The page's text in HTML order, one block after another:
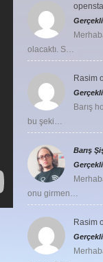
olacaktı. S…
Rasim
Barış
bu şeki…
Barış
onu girmen…
Rasim